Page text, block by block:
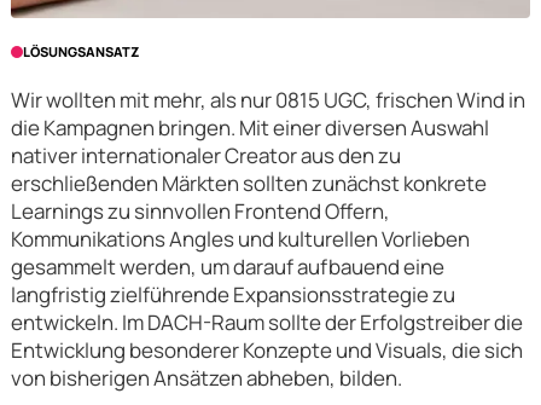
LÖSUNGSANSATZ
Wir wollten mit mehr, als nur 0815 UGC, frischen Wind in
die Kampagnen bringen. Mit einer diversen Auswahl
nativer internationaler Creator aus den zu
erschließenden Märkten sollten zunächst konkrete
Learnings zu sinnvollen Frontend Offern,
Kommunikations Angles und kulturellen Vorlieben
gesammelt werden, um darauf aufbauend eine
langfristig zielführende Expansionsstrategie zu
entwickeln. Im DACH-Raum sollte der Erfolgstreiber die
Entwicklung besonderer Konzepte und Visuals, die sich
von bisherigen Ansätzen abheben, bilden.